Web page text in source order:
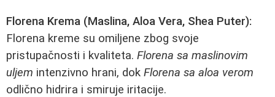
Florena Krema (Maslina, Aloa Vera, Shea Puter):
Florena kreme su omiljene zbog svoje
pristupačnosti i kvaliteta. Florena sa maslinovim
uljem intenzivno hrani, dok Florena sa aloa verom
odlično hidrira i smiruje iritacije.